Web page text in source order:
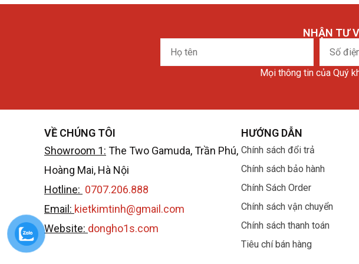
NHẬN TƯ
Họ
tên
Số
điện
Mọi thông tin của Quý
VỀ CHÚNG TÔI
Showroom 1: The Two Gamuda, Trần Phú,
Hoàng Mai, Hà Nội
Hotline: 0707.206.888
Email: kietkimtinh@gmail.com
Website: dongho1s.com
HƯỚNG DẪN
Chính sách đổi trả
Chính sách bảo hành
Chính Sách Order
Chính sách vận chuyển
Chính sách thanh toán
Tiêu chí bán hàng